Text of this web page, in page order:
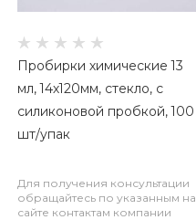
Пробирки химические 13
мл, 14х120мм, стекло, с
силиконовой пробкой, 100
шт/упак
Для получения консультации
обращайтесь по указанным на
сайте контактам компании